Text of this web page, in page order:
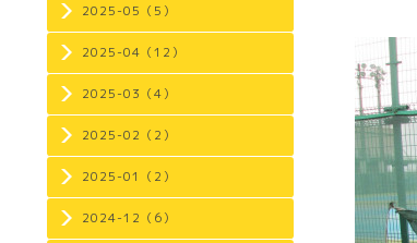
2025-05（5）
2025-04（12）
2025-03（4）
2025-02（2）
2025-01（2）
2024-12（6）